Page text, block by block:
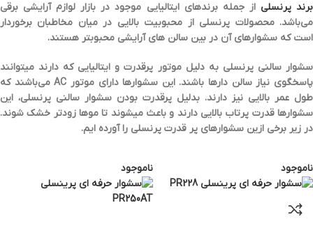
برند پرنسلی از جمله برندهای ایتالیایی موجود در بازار لوازم آرایشی برقی
می‌باشد. محصولات پرنسلی از محبوبیت بالایی در میان مخاطبان برخوردار
است که سشوارهای آن در بین سالن های آرایشی محبوبتر هستند.
سشوار سالنی پرنسلی به دلیلموتور پرقدرت و ایتالیایی که دارند میتوانند
پاسخگوی نیاز سالن دارها باشند. این سشوارها دارایموتور AC
می‌باشند که
طول عمر بالایی نیز دارند. بدلیل پرقدرت بودن سشوار سالنی پرنسلی، این
سشوارها قدرت پرتاب بالایی دارند و باعث میشوند تا موها زودتر خشکشوند.
در زیر برخی ازین سشوارهای پر قدرت پرنسلی را آورده ایم.
ناموجود ناموجود